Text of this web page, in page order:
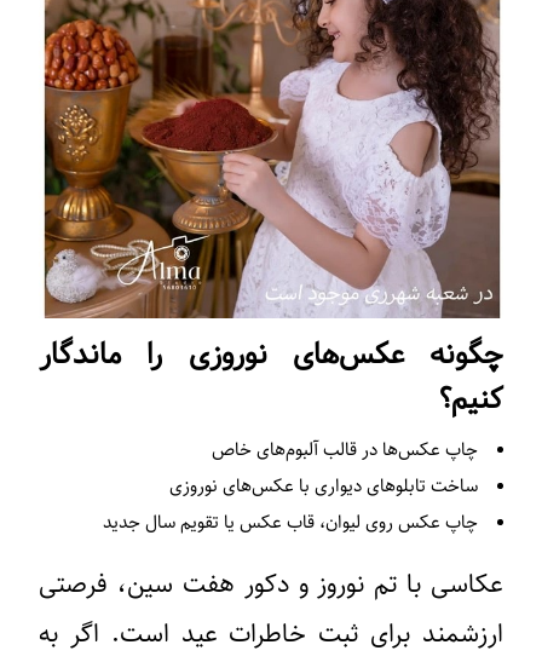
چگونه عکس‌های نوروزی را ماندگار
کنیم؟
چاپ عکس‌ها در قالب آلبوم‌های خاص
ساخت تابلوهای دیواری با عکس‌های نوروزی
چاپ عکس روی لیوان، قاب عکس یا تقویم سال جدید
عکاسی با تم نوروز و دکور هفت سین، فرصتی
ارزشمند برای ثبت خاطرات عید است. اگر به